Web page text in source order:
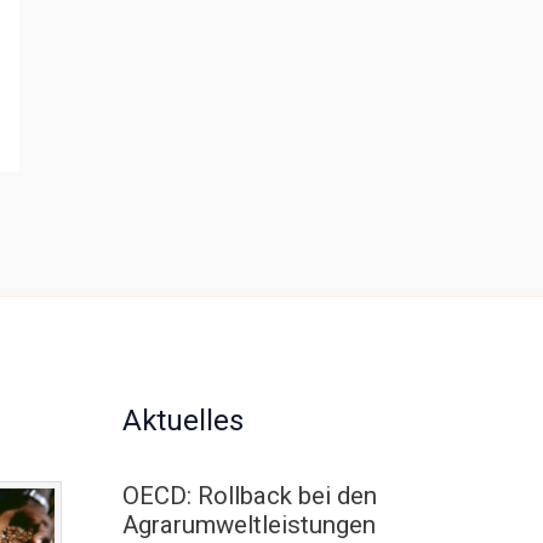
Aktuelles
OECD: Rollback bei den
Agrarumweltleistungen